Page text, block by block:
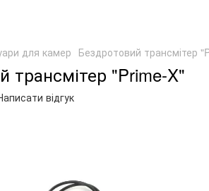
для камер Бездротовий трансмітер
трансмітер "Prime-X"
відгук